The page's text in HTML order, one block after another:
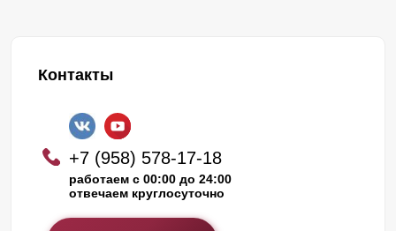
Контакты
+7 (958) 578-17-18
работаем с 00:00 до 24:00
отвечаем круглосуточно